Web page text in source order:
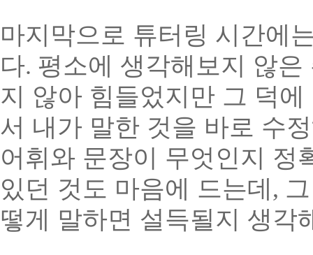
마지막으로 튜터링 시간에
다. 평소에 생각해보지 않
지 않아 힘들었지만 그 덕
서 내가 말한 것을 바로 수
어휘와 문장이 무엇인지 정
있던 것도 마음에 드는데 ,
떻게 말하면 설득될지 생각